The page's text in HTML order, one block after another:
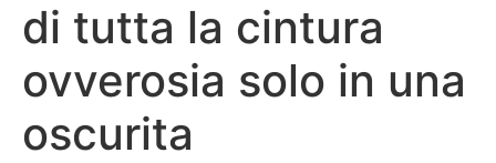
di tutta la cintura
ovverosia solo in una
oscurita